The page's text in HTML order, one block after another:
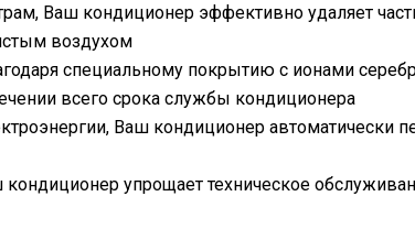
Ваш кондиционер эффективно удаляет
воздухом
специальному покрытию с ионами
всего срока службы кондиционера
Ваш кондиционер автоматически
упрощает техническое